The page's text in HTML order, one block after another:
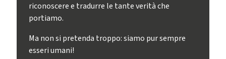
riconoscere e tradurre le tante verità che
portiamo.
Ma non si pretenda troppo: siamo pur sempre
esseri umani!